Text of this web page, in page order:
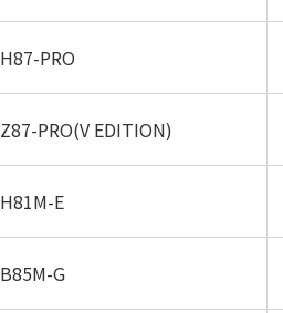
H87-PRO
Z87-PRO(V EDITION)
H81M-E
B85M-G